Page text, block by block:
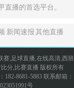
直播的首选平台。
新闻速报 其他直播
赛,足球直播,在线高清,西班
分,比赛直播 版权所有
8681-5883 联系邮箱：
号